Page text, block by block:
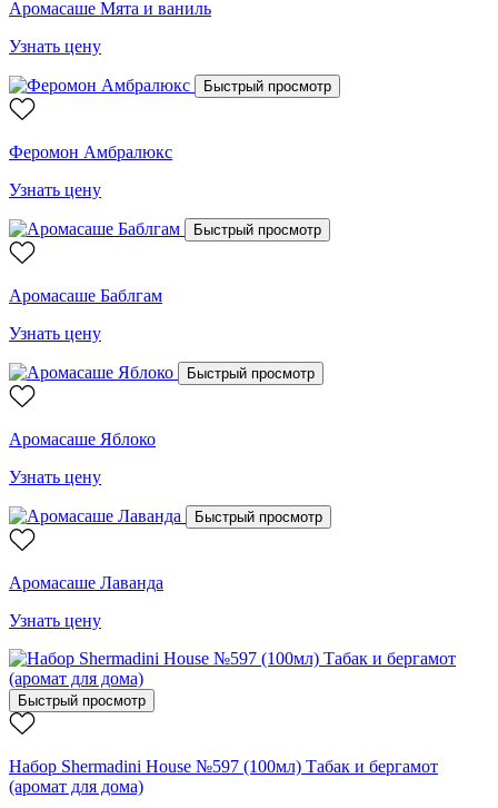
Аромасаше Мята и ваниль
Узнать цену
Быстрый просмотр
Феромон Амбралюкс
Узнать цену
Быстрый просмотр
Аромасаше Баблгам
Узнать цену
Быстрый просмотр
Аромасаше Яблоко
Узнать цену
Быстрый просмотр
Аромасаше Лаванда
Узнать цену
Быстрый просмотр
Набор Shermadini House №597 (100мл) Табак и бергамот
(аромат для дома)